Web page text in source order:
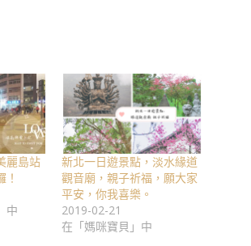
麗島站
中
新北一日遊景點，淡水緣道
觀音廟，親子祈福，願大家
平安，你我喜樂。
2019-02-21
在「媽咪寶貝」中